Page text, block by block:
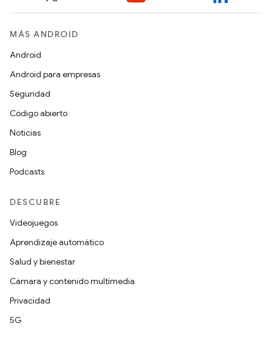
MÁS ANDROID
Android
Android para empresas
Seguridad
Código abierto
Noticias
Blog
Podcasts
DESCUBRE
Videojuegos
Aprendizaje automático
Salud y bienestar
Cámara y contenido multimedia
Privacidad
5G